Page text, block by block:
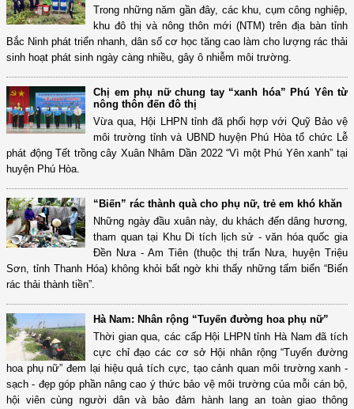
Trong những năm gần đây, các khu, cụm công nghiệp,
khu đô thị và nông thôn mới (NTM) trên địa bàn tỉnh
Bắc Ninh phát triển nhanh, dân số cơ học tăng cao làm cho lượng rác thải
sinh hoạt phát sinh ngày càng nhiều, gây ô nhiễm môi trường.
Chị em phụ nữ chung tay “xanh hóa” Phú Yên từ
nông thôn đến đô thị
Vừa qua, Hội LHPN tỉnh đã phối hợp với Quỹ Bảo vệ
môi trường tỉnh và UBND huyện Phú Hòa tổ chức Lễ
phát động Tết trồng cây Xuân Nhâm Dần 2022 “Vì một Phú Yên xanh” tại
huyện Phú Hòa.
“Biến” rác thành quà cho phụ nữ, trẻ em khó khăn
Những ngày đầu xuân này, du khách đến dâng hương,
tham quan tại Khu Di tích lịch sử - văn hóa quốc gia
Đền Nưa - Am Tiên (thuộc thị trấn Nưa, huyện Triệu
Sơn, tỉnh Thanh Hóa) không khỏi bất ngờ khi thấy những tấm biển “Biến
rác thải thành tiền”.
Hà Nam: Nhân rộng “Tuyến đường hoa phụ nữ”
Thời gian qua, các cấp Hội LHPN tỉnh Hà Nam đã tích
cực chỉ đạo các cơ sở Hội nhân rộng “Tuyến đường
hoa phụ nữ” đem lại hiệu quả tích cực, tạo cảnh quan môi trường xanh -
sạch - đẹp góp phần nâng cao ý thức bảo vệ môi trường của mỗi cán bộ,
hội viên cùng người dân và bảo đảm hành lang an toàn giao thông